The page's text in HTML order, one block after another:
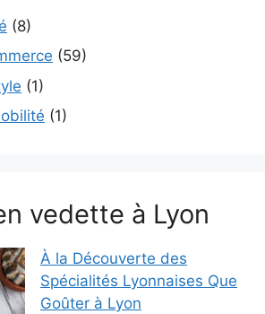
(8)
(59)
(1)
(1)
vedette à Lyon
À la Découverte des
Spécialités Lyonnaises Que
Goûter à Lyon